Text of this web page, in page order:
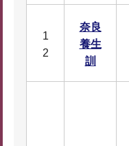
1
2
奈良
養生
訓